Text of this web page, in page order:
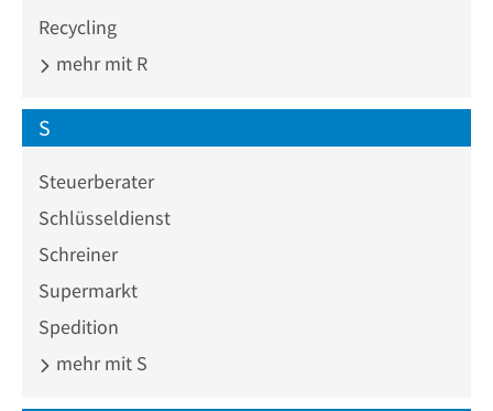
Recycling
mehr mit R
S
Steuerberater
Schlüsseldienst
Schreiner
Supermarkt
Spedition
mehr mit S